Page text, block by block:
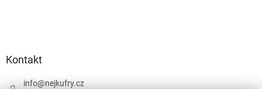
Kontakt
info@nejkufry.cz